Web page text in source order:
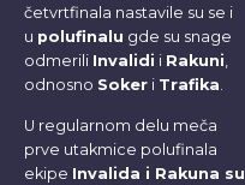
četvrtfinala nastavile su se i
u polufinalu gde su snage
odmerili Invalidi i Rakuni,
odnosno Soker i Trafika.
U regularnom delu meča
prve utakmice polufinala
ekipe Invalida i Rakuna su